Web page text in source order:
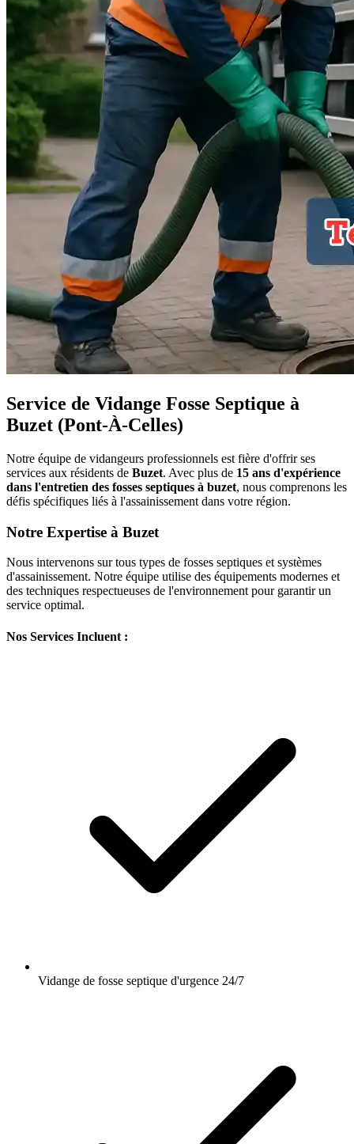
Service de Vidange Fosse Septique à
Buzet (Pont-À-Celles)
Notre équipe de vidangeurs professionnels est fière d'offrir ses
services aux résidents de Buzet. Avec plus de 15 ans d'expérience
dans l'entretien des fosses septiques à buzet, nous comprenons les
défis spécifiques liés à l'assainissement dans votre région.
Notre Expertise à Buzet
Nous intervenons sur tous types de fosses septiques et systèmes
d'assainissement. Notre équipe utilise des équipements modernes et
des techniques respectueuses de l'environnement pour garantir un
service optimal.
Nos Services Incluent :
Vidange de fosse septique d'urgence 24/7